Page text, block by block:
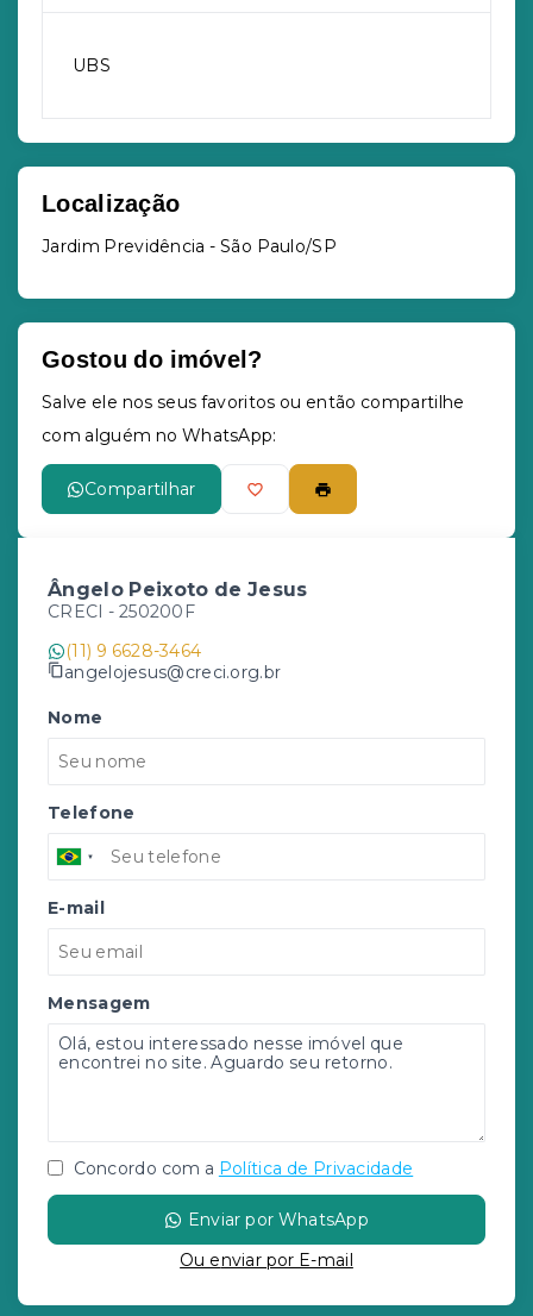
UBS
Localização
Jardim Previdência - São Paulo/SP
Gostou do imóvel?
Salve ele nos seus favoritos ou então compartilhe
com alguém no WhatsApp:
Compartilhar
Ângelo Peixoto de Jesus
CRECI - 250200F
(11) 9 6628-3464
angelojesus@creci.org.br
Nome
Telefone
E-mail
Mensagem
Concordo com a Política de Privacidade
Enviar por WhatsApp
Ou enviar por E-mail